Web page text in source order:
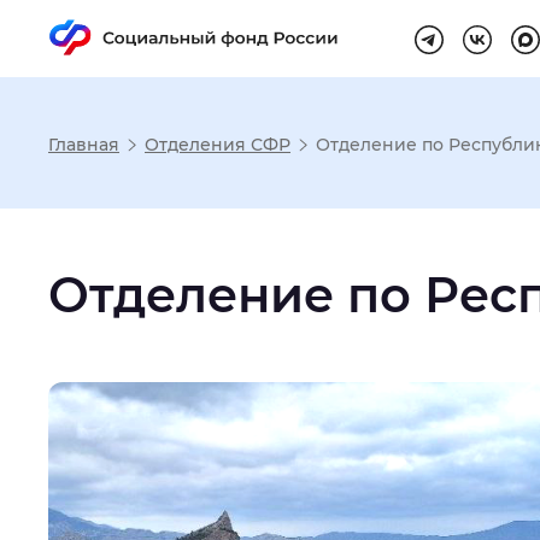
Настройка
Размер шрифта Стандартный
Шрифт: Без засечек
Интервал между буквами:
Главная Отделения СФР Отделение по
Отделение по